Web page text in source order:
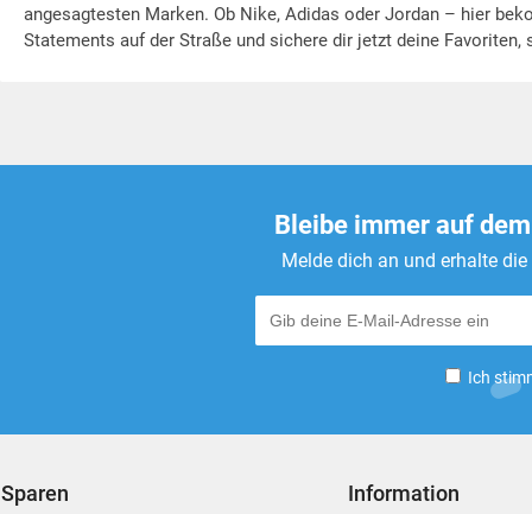
angesagtesten Marken. Ob Nike, Adidas oder Jordan – hier
Statements auf der Straße und sichere dir jetzt deine Favoriten,
Bleibe immer auf
Melde dich an und erhalte
Ich
Sparen Information